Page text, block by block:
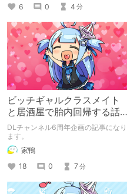
6
0 4 分
ビッチギャルクラスメイト
と居酒屋で胎内回帰する話
の紹介！ウージー短機関銃
版
DLチャンネル6周年企画の記事になり
ます。
家鴨
18
0 7分